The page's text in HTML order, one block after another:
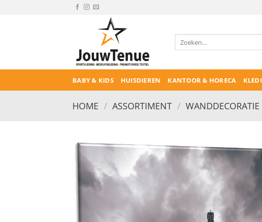
Zoeken
naar:
BABY & KIDS HUISDIEREN KANTOOR & HORECA
HOME / ASSORTIMENT / WANDDECORATIE